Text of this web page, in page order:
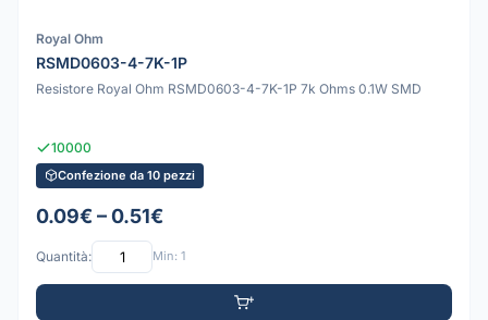
Royal Ohm
RSMD0603-4-7K-1P
Resistore Royal Ohm RSMD0603-4-7K-1P 7k Ohms 0.1W SMD
10000
Confezione da 10 pezzi
0.09€ – 0.51€
Quantità: Min: 1